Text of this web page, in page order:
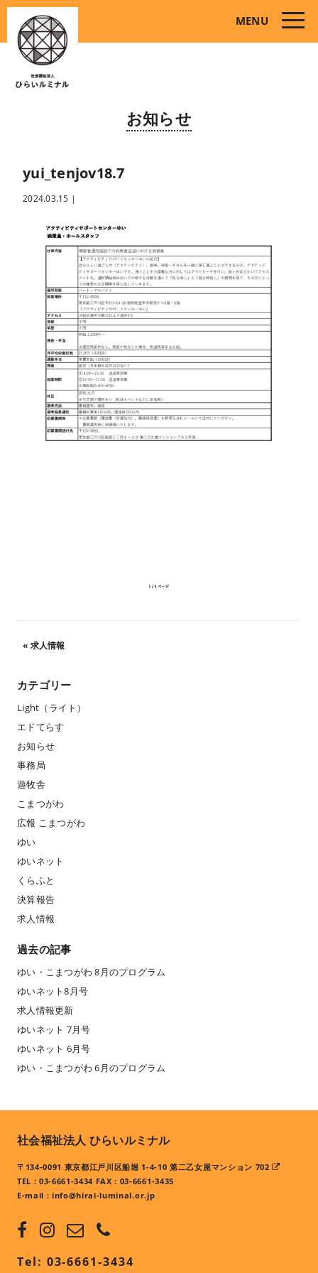
MENU
toggle
お知らせ
yui_tenjov18.7
2024.03.15 |
« 求人情報
カテゴリー
Light（ライト）
エドてらす
お知らせ
事務局
遊牧舎
こまつがわ
広報 こまつがわ
ゆい
ゆいネット
くらふと
決算報告
求人情報
過去の記事
ゆい・こまつがわ 8月のプログラム
ゆいネット8月号
求人情報更新
ゆいネット 7月号
ゆいネット 6月号
ゆい・こまつがわ 6月のプログラム
社会福祉法人 ひらいルミナル
〒134-0091 東京都江戸川区船堀 1-4-10 第二乙女屋マンション 702
TEL : 03-6661-3434 FAX : 03-6661-3435
E-mail :info@hirai-luminal.or.jp
Tel: 03-6661-3434